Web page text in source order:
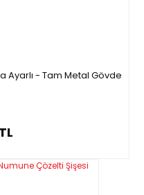
Ayarlı - Tam Metal Gövde